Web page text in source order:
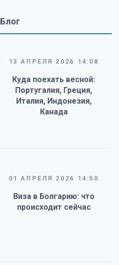
Блог
13 АПРЕЛЯ 2026 14:08
Куда поехать весной:
Португалия, Греция,
Италия, Индонезия,
Канада
01 АПРЕЛЯ 2026 14:50
Виза в Болгарию: что
происходит сейчас